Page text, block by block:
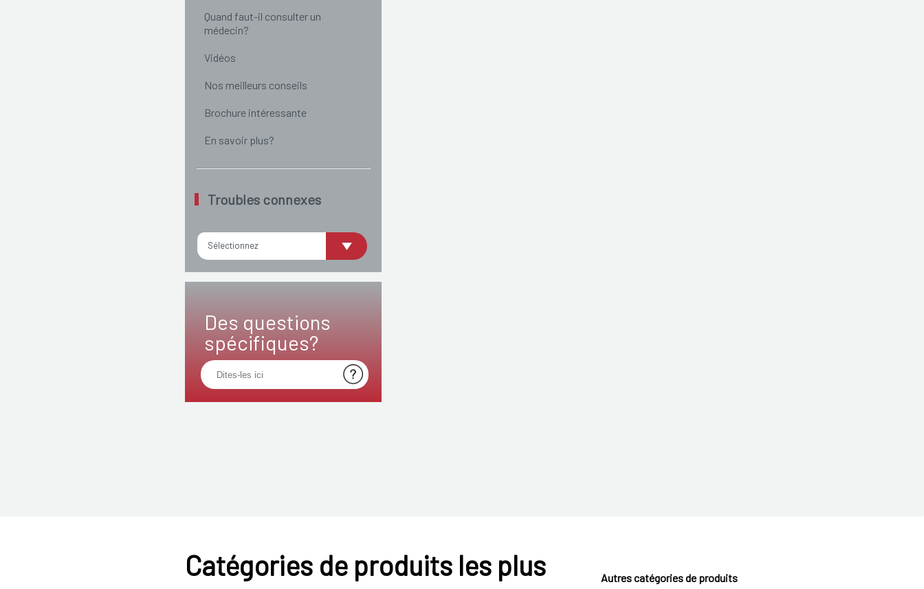
Quand faut-il consulter un
médecin?
Vidéos
Nos meilleurs conseils
Brochure intéressante
En savoir plus?
Troubles connexes
Sélectionnez
Des questions
spécifiques?
Catégories de produits les plus
Autres catégories de produits